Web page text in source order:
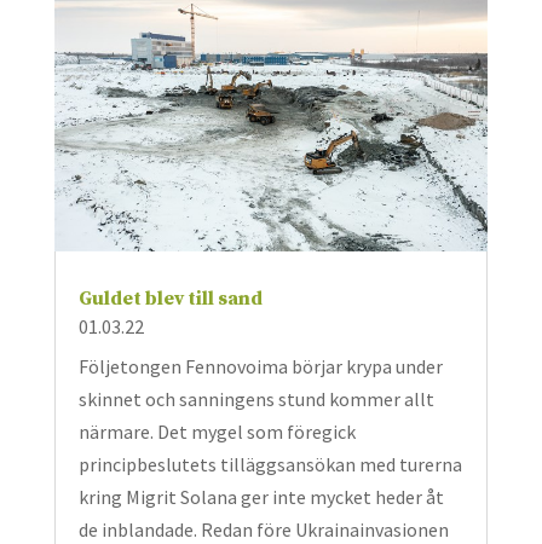
Guldet blev till sand
01.03.22
Följetongen Fennovoima börjar krypa under
skinnet och sanningens stund kommer allt
närmare. Det mygel som föregick
principbeslutets tilläggsansökan med turerna
kring Migrit Solana ger inte mycket heder åt
de inblandade. Redan före Ukrainainvasionen